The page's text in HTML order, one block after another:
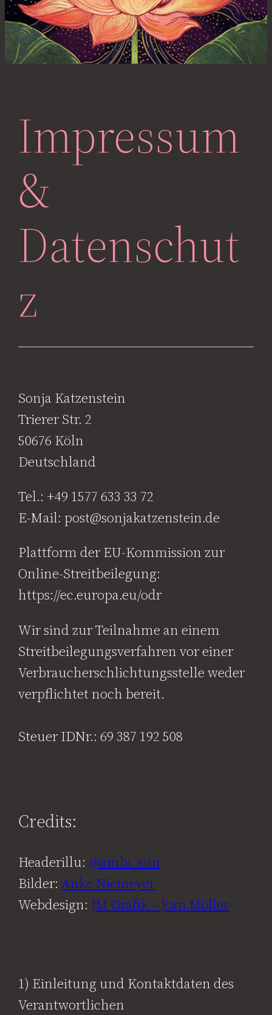
Impressum
&
Datenschut
z
Sonja Katzenstein
Trierer Str. 2
50676 Köln
Deutschland
Tel.: +49 1577 633 33 72
E-Mail: post@sonjakatzenstein.de
Plattform der EU-Kommission zur
Online-Streitbeilegung:
https://ec.europa.eu/odr
Wir sind zur Teilnahme an einem
Streitbeilegungsverfahren vor einer
Verbraucherschlichtungsstelle weder
verpflichtet noch bereit.
Steuer IDNr.: 69 387 192 508
Credits:
Headerillu:@ambi_sun
Bilder:Anke Niemeyer
Webdesign: JM Grafik – Jörn Möller
1) Einleitung und Kontaktdaten des
Verantwortlichen